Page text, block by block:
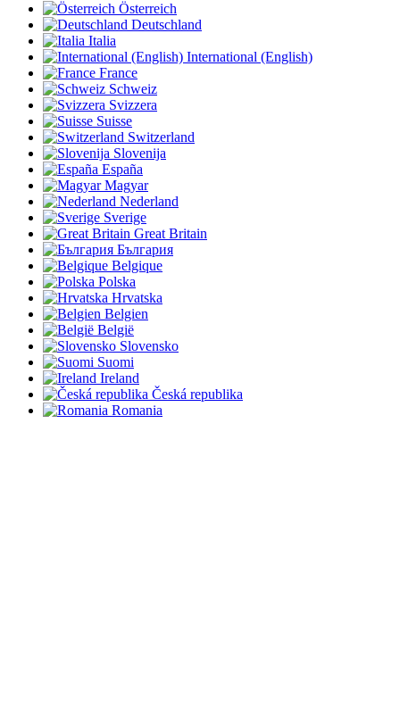
Österreich
Deutschland
Italia
International (English)
France
Schweiz
Svizzera
Suisse
Switzerland
Slovenija
España
Magyar
Nederland
Sverige
Great Britain
България
Belgique
Polska
Hrvatska
Belgien
België
Slovensko
Suomi
Ireland
Česká republika
Romania